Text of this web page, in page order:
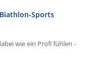
Sports
wie ein Profi fühlen -